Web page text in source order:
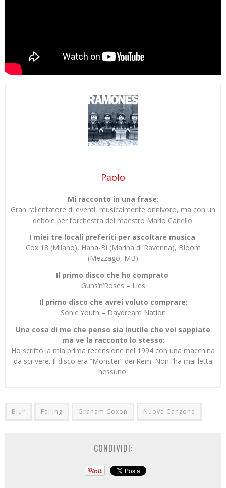
Paolo
Mi racconto in una frase:
Gran rallentatore di eventi, musicalmente onnivoro, ma con un
debole per l’orchestra del maestro Mario Canello.
I miei tre locali preferiti per ascoltare musica:
Cox 18 (Milano), Hana-Bi (Marina di Ravenna), Bloom
(Mezzago, MB)
Il primo disco che ho comprato:
Guns’n’Roses – Lies
Il primo disco che avrei voluto comprare:
Sonic Youth – Daydream Nation
Una cosa di me che penso sia inutile che voi sappiate
ma ve la racconto lo stesso:
Ho scritto la mia prima recensione nel 1994 con una macchina
da scrivere. Il disco era “Monster” dei Rem. Non l’ha mai letta
nessuno.
Blur Falling Graham Coxon Nuova Canzone
CONDIVIDI: